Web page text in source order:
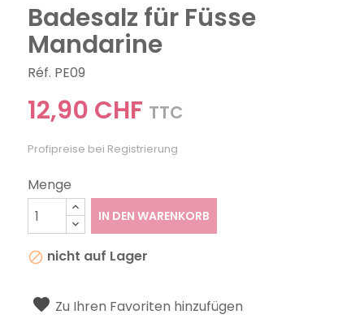
Badesalz für Füsse
Mandarine
Réf. PE09
12,90 CHF TTC
Profipreise bei Registrierung
Menge
IN DEN WARENKORB
 nicht auf Lager
Zu Ihren Favoriten hinzufügen